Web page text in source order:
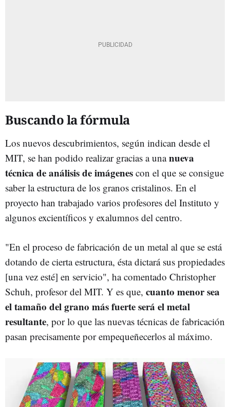
Buscando la fórmula
Los nuevos descubrimientos, según indican desde el
MIT, se han podido realizar gracias a unanueva
técnica de análisis de imágenes con el que se consigue
saber la estructura de los granos cristalinos. En el
proyecto han trabajado varios profesores del Instituto y
algunos excientíficos y exalumnos del centro.
"En el proceso de fabricación de un metal al que se está
dotando de cierta estructura, ésta dictará sus propiedades
[una vez esté] en servicio", ha comentado Christopher
Schuh, profesor del MIT. Y es que, cuanto menor sea
el tamaño del grano más fuerte será el metal
resultante, por lo que las nuevas técnicas de fabricación
pasan precisamente por empequeñecerlos al máximo.